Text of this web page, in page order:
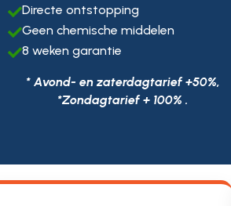
Directe ontstopping
Geen chemische middelen
8 weken garantie
* Avond- en zaterdagtarief +50%,
*Zondagtarief + 100% .